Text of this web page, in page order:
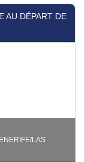
AU DÉPART DE
LAS